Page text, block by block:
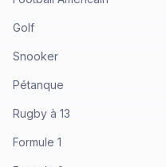
Golf
Snooker
Pétanque
Rugby à 13
Formule 1